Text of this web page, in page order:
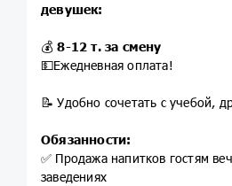
девушек:
💰 8-12 т. за смену
💵Ежедневная оплата!
📝 Удобно сочетать с учебой,
Обязанности:
✅ Продажа напитков гостям
заведениях